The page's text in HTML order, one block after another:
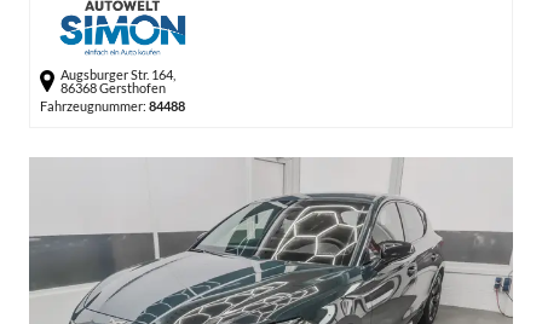
Augsburger Str. 164,
86368 Gersthofen
Fahrzeugnummer: 84488